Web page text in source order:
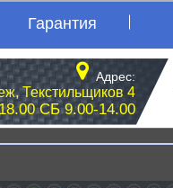
Гарантия
Адрес:
Текстильщиков 4
СБ 9.00-14.00